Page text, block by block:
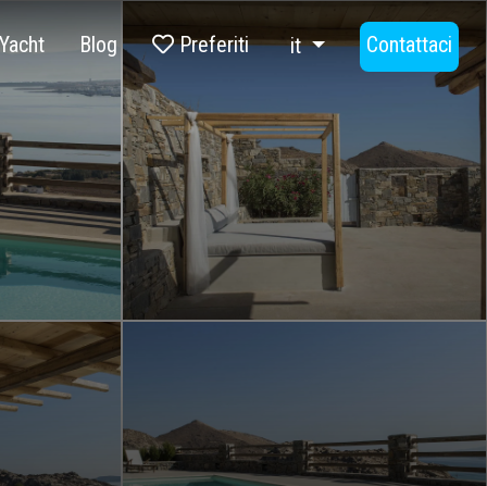
Blog Preferiti it Contattaci